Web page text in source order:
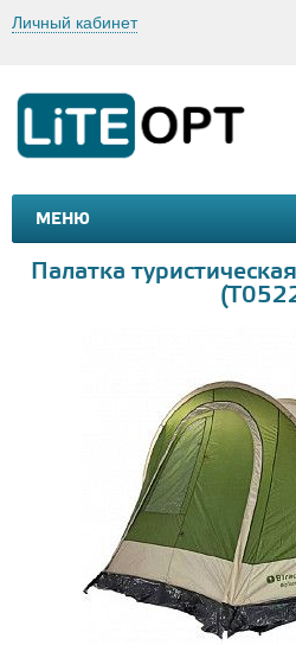
Личный кабинет
МЕНЮ
МАШИНКИ И МОТОЦИКЛЫ
Палатка